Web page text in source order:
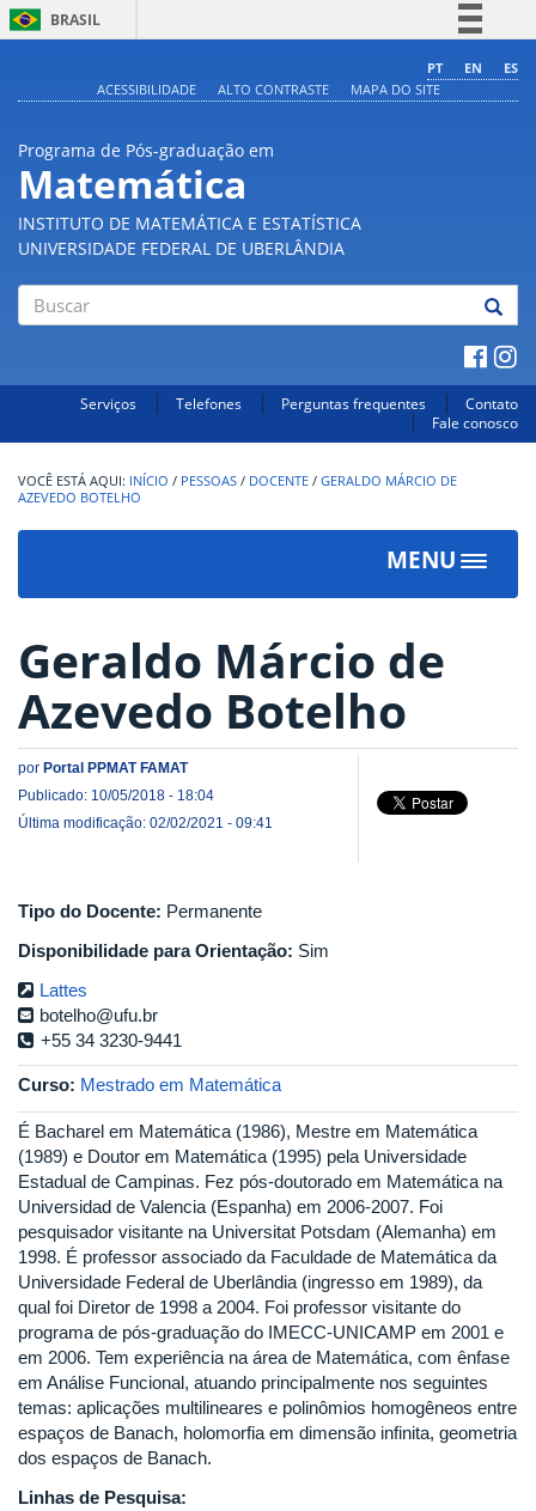
BRASIL
Comunica BR
PT EN
ES
ACESSIBILIDADE
ALTO CONTRASTE MAPA DO SITE
Programa de Pós-graduação em
Matemática
INSTITUTO DE MATEMÁTICA E ESTATÍSTICA
UNIVERSIDADE FEDERAL DE UBERLÂNDIA
Serviços Telefones Perguntas frequentes
Contato
Fale conosco
INÍCIO / PESSOAS / DOCENTE / GERALDO MÁRCIO DE
AZEVEDO BOTELHO
MENU
Toggle
Geraldo Márcio de
Azevedo Botelho
por Portal PPMAT FAMAT
Publicado: 10/05/2018 - 18:04
Última modificação: 02/02/2021 - 09:41
Tipo do Docente: Permanente
Disponibilidade para Orientação: Sim
Lattes
botelho@ufu.br
+55 34 3230-9441
Curso: Mestrado em Matemática
É Bacharel em Matemática (1986), Mestre em Matemática
(1989) e Doutor em Matemática (1995) pela Universidade
Estadual de Campinas. Fez pós-doutorado em Matemática na
Universidad de Valencia (Espanha) em 2006-2007. Foi
pesquisador visitante na Universitat Potsdam (Alemanha) em
1998. É professor associado da Faculdade de Matemática da
Universidade Federal de Uberlândia (ingresso em 1989), da
qual foi Diretor de 1998 a 2004. Foi professor visitante do
programa de pós-graduação do IMECC-UNICAMP em 2001 e
em 2006. Tem experiência na área de Matemática, com ênfase
em Análise Funcional, atuando principalmente nos seguintes
temas: aplicações multilineares e polinômios homogêneos entre
espaços de Banach, holomorfia em dimensão infinita, geometria
dos espaços de Banach.
Linhas de Pesquisa: